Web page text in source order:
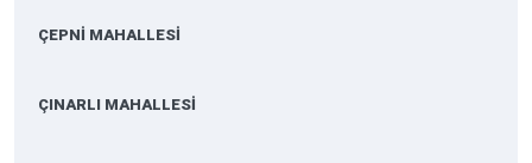
ÇEPNİ MAHALLESİ
ÇINARLI MAHALLESİ